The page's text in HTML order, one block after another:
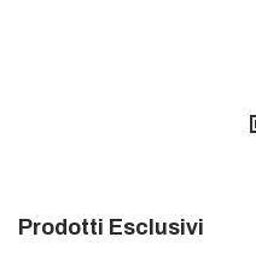
Prodotti Esclusivi